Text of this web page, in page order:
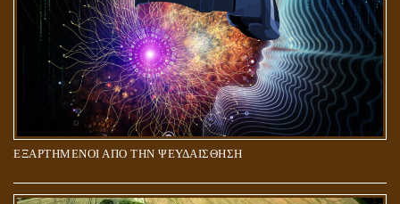
ΕΞΑΡΤΗΜΕΝΟΙ ΑΠΟ ΤΗΝ ΨΕΥΔΑΙΣΘΗΣΗ